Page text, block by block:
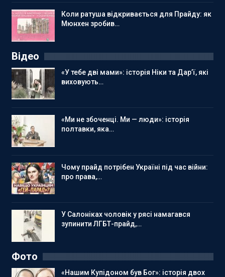
Коли ратуша відкривається для Прайду: як
Мюнхен зробив…
Відео
«У тебе дві мами»: історія Ніки та Дар’ї, які
виховують…
«Ми не збоченці. Ми — люди»: історія
полтавки, яка…
Чому прайд потрібен Україні під час війни:
про права,…
У Салоніках чоловік у рясі намагався
зупинити ЛГБТ-прайд,…
Фото
«Нашим Купідоном був Бог»: історія двох